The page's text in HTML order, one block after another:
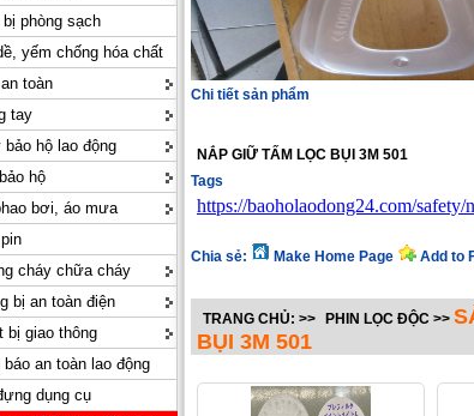
phòng sạch
yếm chống hóa chất
toàn
tay
bảo hộ lao động
hộ
bơi, áo mưa
cháy chữa cháy
bị an toàn điện
bị giao thông
báo an toàn lao động
dụng cụ
Chi tiết sản phẩm
NẮP GIỮ TẤM LỌC BỤI 3M 501
Tags
https://baoholaodong24.com/
Chia sẻ: Make Home Page Add to
TRANG CHỦ: >> PHIN LỌC ĐỘC >>
BỤI 3M 501